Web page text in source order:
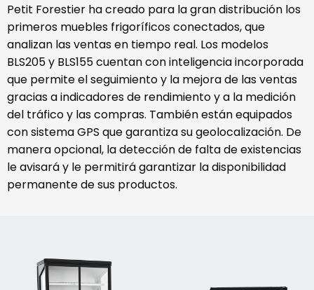
Petit Forestier ha creado para la gran distribución los
primeros muebles frigoríficos conectados, que
analizan las ventas en tiempo real. Los modelos
BLS205 y BLS155 cuentan con inteligencia incorporada
que permite el seguimiento y la mejora de las ventas
gracias a indicadores de rendimiento y a la medición
del tráfico y las compras. También están equipados
con sistema GPS que garantiza su geolocalización. De
manera opcional, la detección de falta de existencias
le avisará y le permitirá garantizar la disponibilidad
permanente de sus productos.